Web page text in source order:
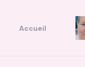
Accueil